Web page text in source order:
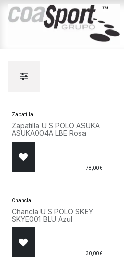
Ir al contenido
Zapatilla
Zapatilla U S POLO ASUKA
ASUKA004A LBE Rosa
78,00€
Chancla
Chancla U S POLO SKEY
SKYE001 BLU Azul
30,00€